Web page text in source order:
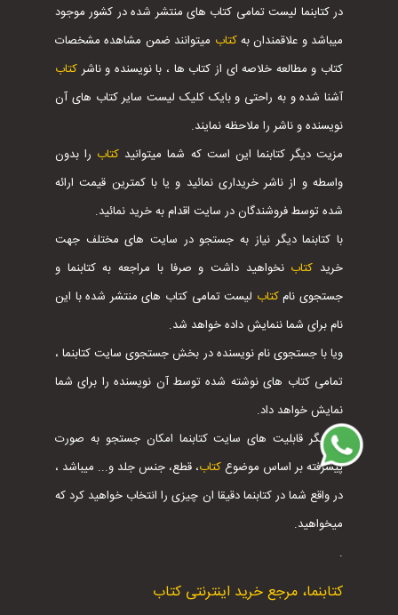
کتابنما، مرجع خرید اینترنتی کتاب
در کتابنما لیست تمامی کتاب های منتشر شده در کشور موجود
میباشد و علاقمندان بهکتاب میتوانند ضمن مشاهده مشخصات
کتاب و مطالعه خلاصه ای از کتاب ها ، با نویسنده و ناشر کتاب
آشنا شده و به راحتی و بایک کلیک لیست سایر کتاب های آن
نویسنده و ناشر را ملاحظه نمایند.
مزیت دیگر کتابنما این است که شما میتوانید کتاب را بدون
واسطه و از ناشر خریداری نمائید و یا با کمترین قیمت ارائه
شده توسط فروشندگان در سایت اقدام به خرید نمائید.
با کتابنما دیگر نیاز به جستجو در سایت های مختلف جهت
خرید کتابنخواهید داشت و صرفا با مراجعه به کتابنما و
جستجوی نامکتاب لیست تمامی کتاب های منتشر شده با این
نام برای شما ننمایش داده خواهد شد.
ویا با جستجوی نام نویسنده در بخش جستجوی سایت کتابنما ،
تمامی کتاب های نوشته شده توسط آن نویسنده را برای شما
نمایش خواهد داد.
از دیگر قابلیت های سایت کتابنما امکان جستجو به صورت
پیشرفته بر اساس موضوع کتاب، قطع، جنس جلد و... میباشد ،
در واقع شما در کتابنما دقیقا ان چیزی را انتخاب خواهید کرد که
میخواهید.
.